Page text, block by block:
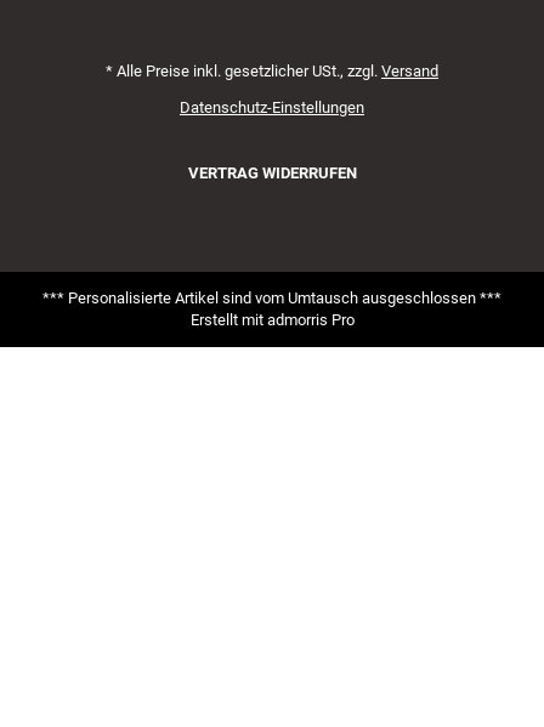
* Alle Preise inkl. gesetzlicher USt., zzgl. Versand
Datenschutz-Einstellungen
VERTRAG WIDERRUFEN
*** Personalisierte Artikel sind vom Umtausch ausgeschlossen ***
Erstellt mit admorris Pro